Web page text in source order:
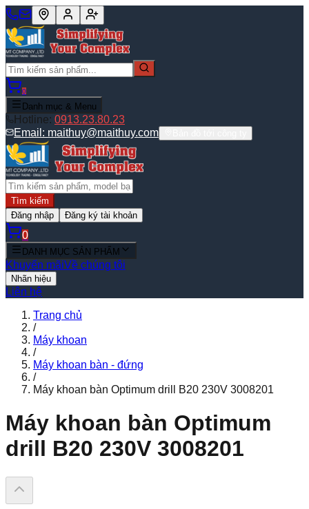
0
Danh mục & Menu
Hotline: 0913.23.80.23
Email: maithuy@maithuy.com
Tìm kiếm
Đăng nhập
Đăng ký tài khoản
0
DANH MỤC SẢN PHẨM
Khuyến mãiVề chúng tôi
Nhãn hiệu
Liên hệ
Trang chủ
/
Máy khoan
/
Máy khoan bàn - đứng
/
Máy khoan bàn Optimum drill B20 230V 3008201
Máy khoan bàn Optimum
drill B20 230V 3008201